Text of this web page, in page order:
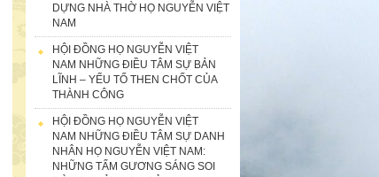
DỰNG NHÀ THỜ HỌ NGUYỄN VIỆT
NAM
HỘI ĐỒNG HỌ NGUYỄN VIỆT
NAM NHỮNG ĐIỀU TÂM SỰ BẢN
LĨNH – YẾU TỐ THEN CHỐT CỦA
THÀNH CÔNG
HỘI ĐỒNG HỌ NGUYỄN VIỆT
NAM NHỮNG ĐIỀU TÂM SỰ DANH
NHÂN HỌ NGUYỄN VIỆT NAM:
NHỮNG TẤM GƯƠNG SÁNG SOI